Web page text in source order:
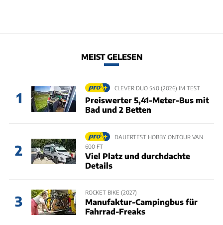
MEIST GELESEN
1
CLEVER DUO 540 (2026) IM TEST
Preiswerter 5,41-Meter-Bus mit
Bad und 2 Betten
2
DAUERTEST HOBBY ONTOUR VAN
600 FT
Viel Platz und durchdachte
Details
3
ROCKET BIKE (2027)
Manufaktur-Campingbus für
Fahrrad-Freaks